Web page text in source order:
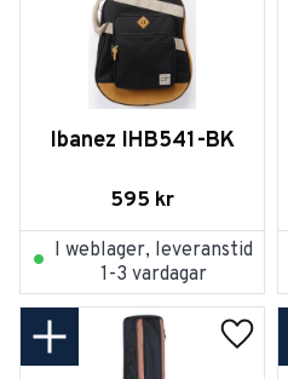
Ibanez IHB541-BK
595 kr
I weblager, leveranstid
1-3 vardagar
Lägg